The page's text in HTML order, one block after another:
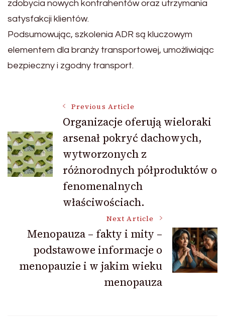
zdobycia nowych kontrahentów oraz utrzymania
satysfakcji klientów.
Podsumowując, szkolenia ADR są kluczowym
elementem dla branży transportowej, umożliwiając
bezpieczny i zgodny transport.
Navigation
Previous Article
Organizacje oferują wieloraki
arsenał pokryć dachowych,
wytworzonych z
różnorodnych półproduktów o
fenomenalnych
właściwościach.
Next Article
Menopauza – fakty i mity –
podstawowe informacje o
menopauzie i w jakim wieku
menopauza